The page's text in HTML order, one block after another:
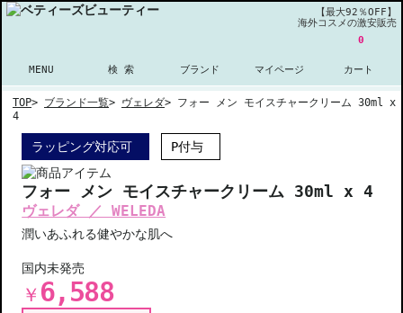
【最大92％OFF】
海外コスメの激安販売
MENU 検 索 ブランド マイページ
0
カート
TOP> ブランド一覧> ヴェレダ> フォー メン モイスチャークリーム 30ml x
4
ラッピング対応可 P付与
フォー メン モイスチャークリーム 30ml x 4
ヴェレダ ／ WELEDA
潤いあふれる健やかな肌へ
国内未発売
￥ 6,588